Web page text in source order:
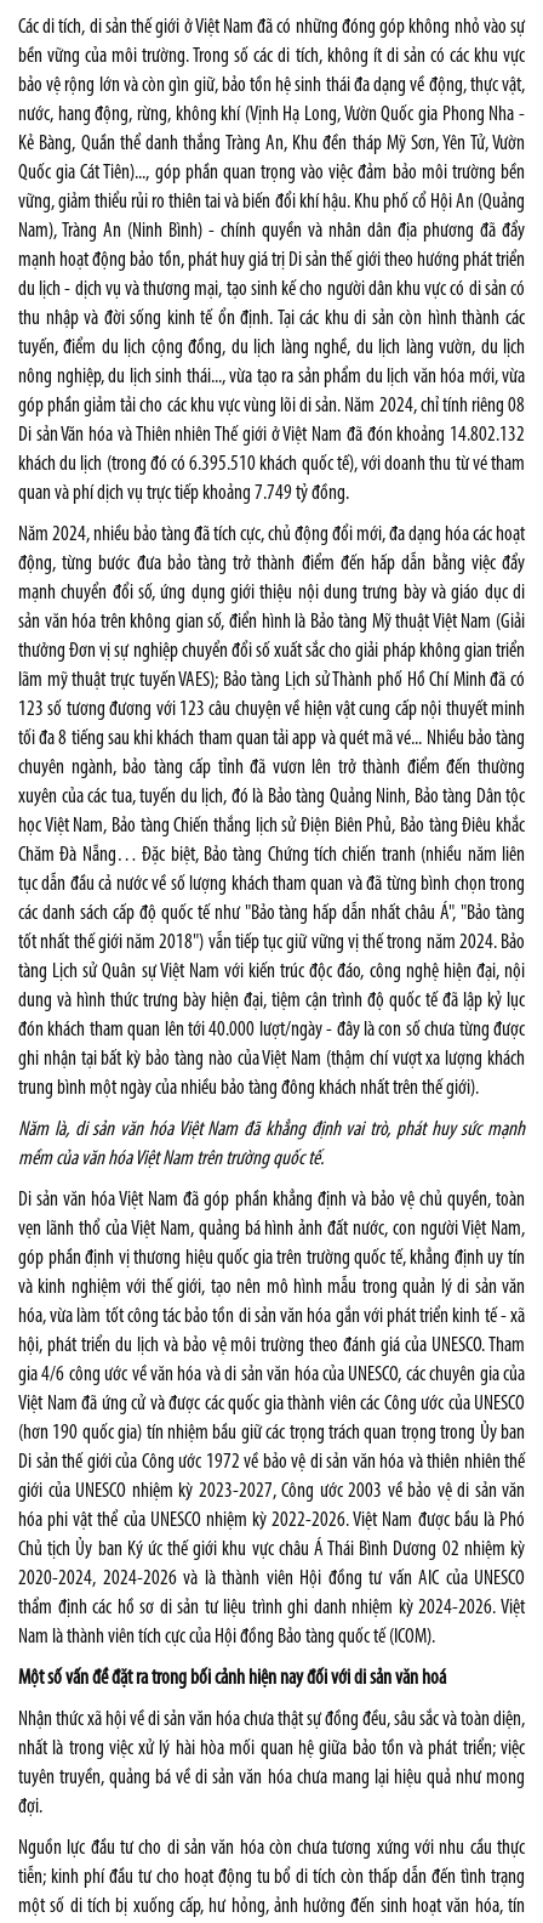
Các di tích, di sản thế giới ở Việt Nam đã có những đóng góp không nhỏ vào sự
bền vững của môi trường. Trong số các di tích, không ít di sản có các khu vực
bảo vệ rộng lớn và còn gìn giữ, bảo tồn hệ sinh thái đa dạng về động, thực vật,
nước, hang động, rừng, không khí (Vịnh Hạ Long, Vườn Quốc gia Phong Nha -
Kẻ Bàng, Quần thể danh thắng Tràng An, Khu đền tháp Mỹ Sơn, Yên Tử, Vườn
Quốc gia Cát Tiên)..., góp phần quan trọng vào việc đảm bảo môi trường bền
vững, giảm thiểu rủi ro thiên tai và biến đổi khí hậu. Khu phố cổ Hội An (Quảng
Nam), Tràng An (Ninh Bình) - chính quyền và nhân dân địa phương đã đẩy
mạnh hoạt động bảo tồn, phát huy giá trị Di sản thế giới theo hướng phát triển
du lịch - dịch vụ và thương mại, tạo sinh kế cho người dân khu vực có di sản có
thu nhập và đời sống kinh tế ổn định. Tại các khu di sản còn hình thành các
tuyến, điểm du lịch cộng đồng, du lịch làng nghề, du lịch làng vườn, du lịch
nông nghiệp, du lịch sinh thái..., vừa tạo ra sản phẩm du lịch văn hóa mới, vừa
góp phần giảm tải cho các khu vực vùng lõi di sản. Năm 2024, chỉ tính riêng 08
Di sản Văn hóa và Thiên nhiên Thế giới ở Việt Nam đã đón khoảng 14.802.132
khách du lịch (trong đó có 6.395.510 khách quốc tế), với doanh thu từ vé tham
quan và phí dịch vụ trực tiếp khoảng 7.749 tỷ đồng.
Năm 2024, nhiều bảo tàng đã tích cực, chủ động đổi mới, đa dạng hóa các hoạt
động, từng bước đưa bảo tàng trở thành điểm đến hấp dẫn bằng việc đẩy
mạnh chuyển đổi số, ứng dụng giới thiệu nội dung trưng bày và giáo dục di
sản văn hóa trên không gian số, điển hình là Bảo tàng Mỹ thuật Việt Nam (Giải
thưởng Đơn vị sự nghiệp chuyển đổi số xuất sắc cho giải pháp không gian triển
lãm mỹ thuật trực tuyến VAES); Bảo tàng Lịch sử Thành phố Hồ Chí Minh đã có
123 số tương đương với 123 câu chuyện về hiện vật cung cấp nội thuyết minh
tối đa 8 tiếng sau khi khách tham quan tải app và quét mã vé... Nhiều bảo tàng
chuyên ngành, bảo tàng cấp tỉnh đã vươn lên trở thành điểm đến thường
xuyên của các tua, tuyến du lịch, đó là Bảo tàng Quảng Ninh, Bảo tàng Dân tộc
học Việt Nam, Bảo tàng Chiến thắng lịch sử Điện Biên Phủ, Bảo tàng Điêu khắc
Chăm Đà Nẵng… Đặc biệt, Bảo tàng Chứng tích chiến tranh (nhiều năm liên
tục dẫn đầu cả nước về số lượng khách tham quan và đã từng bình chọn trong
các danh sách cấp độ quốc tế như "Bảo tàng hấp dẫn nhất châu Á", "Bảo tàng
tốt nhất thế giới năm 2018") vẫn tiếp tục giữ vững vị thế trong năm 2024. Bảo
tàng Lịch sử Quân sự Việt Nam với kiến trúc độc đáo, công nghệ hiện đại, nội
dung và hình thức trưng bày hiện đại, tiệm cận trình độ quốc tế đã lập kỷ lục
đón khách tham quan lên tới 40.000 lượt/ngày - đây là con số chưa từng được
ghi nhận tại bất kỳ bảo tàng nào của Việt Nam (thậm chí vượt xa lượng khách
trung bình một ngày của nhiều bảo tàng đông khách nhất trên thế giới).
Năm là, di sản văn hóa Việt Nam đã khẳng định vai trò, phát huy sức mạnh
mềm của văn hóa Việt Nam trên trường quốc tế.
Di sản văn hóa Việt Nam đã góp phần khẳng định và bảo vệ chủ quyền, toàn
vẹn lãnh thổ của Việt Nam, quảng bá hình ảnh đất nước, con người Việt Nam,
góp phần định vị thương hiệu quốc gia trên trường quốc tế, khẳng định uy tín
và kinh nghiệm với thế giới, tạo nên mô hình mẫu trong quản lý di sản văn
hóa, vừa làm tốt công tác bảo tồn di sản văn hóa gắn với phát triển kinh tế - xã
hội, phát triển du lịch và bảo vệ môi trường theo đánh giá của UNESCO. Tham
gia 4/6 công ước về văn hóa và di sản văn hóa của UNESCO, các chuyên gia của
Việt Nam đã ứng cử và được các quốc gia thành viên các Công ước của UNESCO
(hơn 190 quốc gia) tín nhiệm bầu giữ các trọng trách quan trọng trong Ủy ban
Di sản thế giới của Công ước 1972 về bảo vệ di sản văn hóa và thiên nhiên thế
giới của UNESCO nhiệm kỳ 2023-2027, Công ước 2003 về bảo vệ di sản văn
hóa phi vật thể của UNESCO nhiệm kỳ 2022-2026. Việt Nam được bầu là Phó
Chủ tịch Ủy ban Ký ức thế giới khu vực châu Á Thái Bình Dương 02 nhiệm kỳ
2020-2024, 2024-2026 và là thành viên Hội đồng tư vấn AIC của UNESCO
thẩm định các hồ sơ di sản tư liệu trình ghi danh nhiệm kỳ 2024-2026. Việt
Nam là thành viên tích cực của Hội đồng Bảo tàng quốc tế (ICOM).
Một số vấn đề đặt ra trong bối cảnh hiện nay đối với di sản văn hoá
Nhận thức xã hội về di sản văn hóa chưa thật sự đồng đều, sâu sắc và toàn diện,
nhất là trong việc xử lý hài hòa mối quan hệ giữa bảo tồn và phát triển; việc
tuyên truyền, quảng bá về di sản văn hóa chưa mang lại hiệu quả như mong
đợi.
Nguồn lực đầu tư cho di sản văn hóa còn chưa tương xứng với nhu cầu thực
tiễn; kinh phí đầu tư cho hoạt động tu bổ di tích còn thấp dẫn đến tình trạng
một số di tích bị xuống cấp, hư hỏng, ảnh hưởng đến sinh hoạt văn hóa, tín